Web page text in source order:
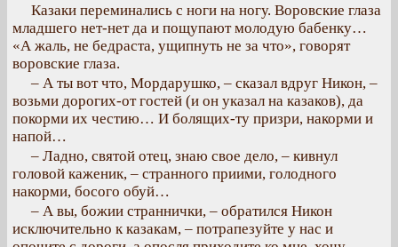
Казаки переминались с ноги на ногу. Воровские глаза
младшего нет-нет да и пощупают молодую бабенку…
«А жаль, не бедраста, ущипнуть не за что», говорят
воровские глаза.
– А ты вот что, Мордарушко, – сказал вдруг Никон, –
возьми дорогих-от гостей (и он указал на казаков), да
покорми их честию… И болящих-ту призри, накорми и
напой…
– Ладно, святой отец, знаю свое дело, – кивнул
головой каженик, – странного приими, голодного
накорми, босого обуй…
– А вы, божии страннички, – обратился Никон
исключительно к казакам, – потрапезуйте у нас и